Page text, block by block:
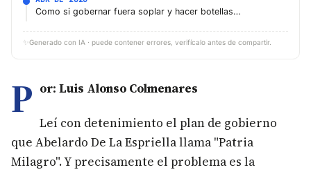
Como si gobernar fuera soplar y hacer botellas…
✨ Generado con IA · puede contener errores, verifícalo antes de compartir.
P or: Luis Alonso Colmenares
Leí con detenimiento el plan de gobierno
que Abelardo De La Espriella llama "Patria
Milagro". Y precisamente el problema es la